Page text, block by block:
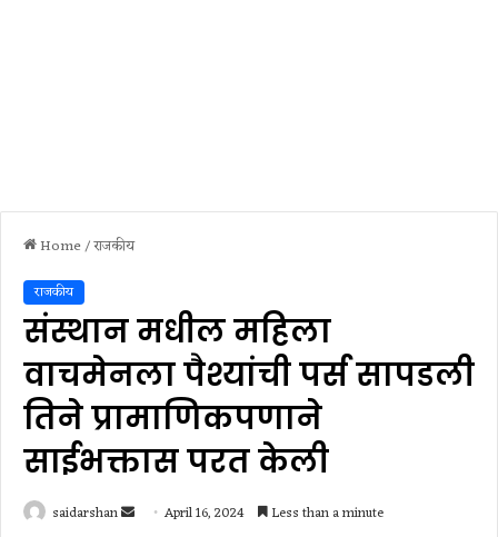
Home/राजकीय
राजकीय
संस्थान मधील महिला
वाचमेनला पैश्यांची पर्स सापडली
तिने प्रामाणिकपणाने
साईभक्तास परत केली
saidarshan
Send April 16, 2024 Less than a minute